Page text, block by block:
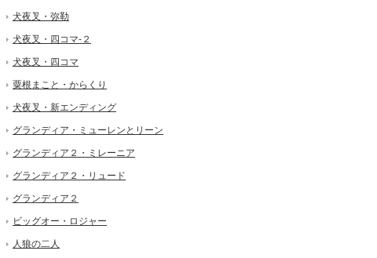
犬夜叉・弥勒
犬夜叉・四コマ-２
犬夜叉・四コマ
粟根まこと・からくり
犬夜叉・新エンディング
グランディア・ミューレンとリーン
グランディア２・ミレーニア
グランディア２・リュード
グランディア２
ビッグオー・ロジャー
人狼の二人